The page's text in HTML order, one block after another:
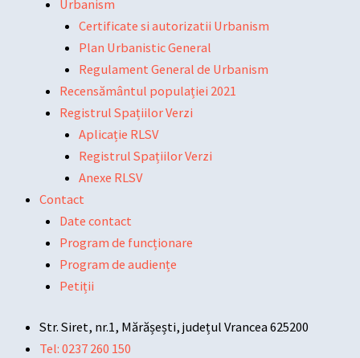
Urbanism
Certificate si autorizatii Urbanism
Plan Urbanistic General
Regulament General de Urbanism
Recensământul populației 2021
Registrul Spațiilor Verzi
Aplicație RLSV
Registrul Spațiilor Verzi
Anexe RLSV
Contact
Date contact
Program de funcționare
Program de audiențe
Petiții
Str. Siret, nr.1, Mărășești, județul Vrancea 625200
Tel: 0237 260 150